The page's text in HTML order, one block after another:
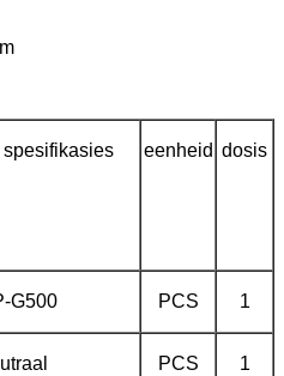
spesifikasies eenheid dosis
G500 PCS 1
PCS 1